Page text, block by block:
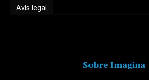
Avís legal
Sobre Imagina